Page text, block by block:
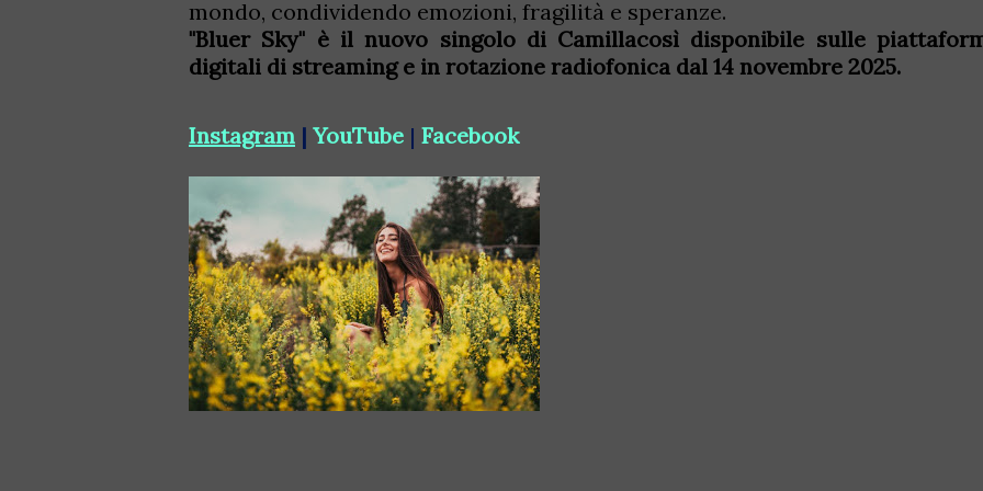
mondo, condividendo emozioni, fragilità e speranze.
"Bluer Sky" è il nuovo singolo di Camillacosì disponibile sulle
digitali di streaming e in rotazione radiofonica dal 14 novembre 2025.
Instagram | YouTube | Facebook